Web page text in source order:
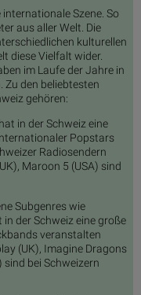
Szene. So
aus aller Welt. Die
kulturellen
diese Vielfalt wider.
im Laufe der Jahre in
Zu den beliebtesten
gehören:
in der Schweiz eine
Popstars
Radiosendern
Maroon 5 (USA) sind
Subgenres wie
der Schweiz eine große
veranstalten
(UK), Imagine Dragons
sind bei Schweizern